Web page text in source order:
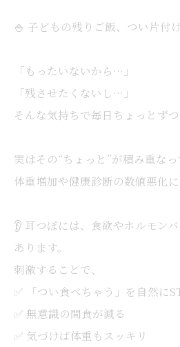
🍚 子どもの残りご飯、つい片付
「もったいないから…」
「残させたくないし…」
そんな気持ちで毎日ちょっとず
実はその“ちょっと”が積み重なっ
体重増加や健康診断の数値悪化
👂 耳つぼには、食欲やホルモン
あります。
刺激することで、
✅ 「つい食べちゃう」を自然に
✅ 無意識の間食が減る
✅ 気づけば体重もスッキリ